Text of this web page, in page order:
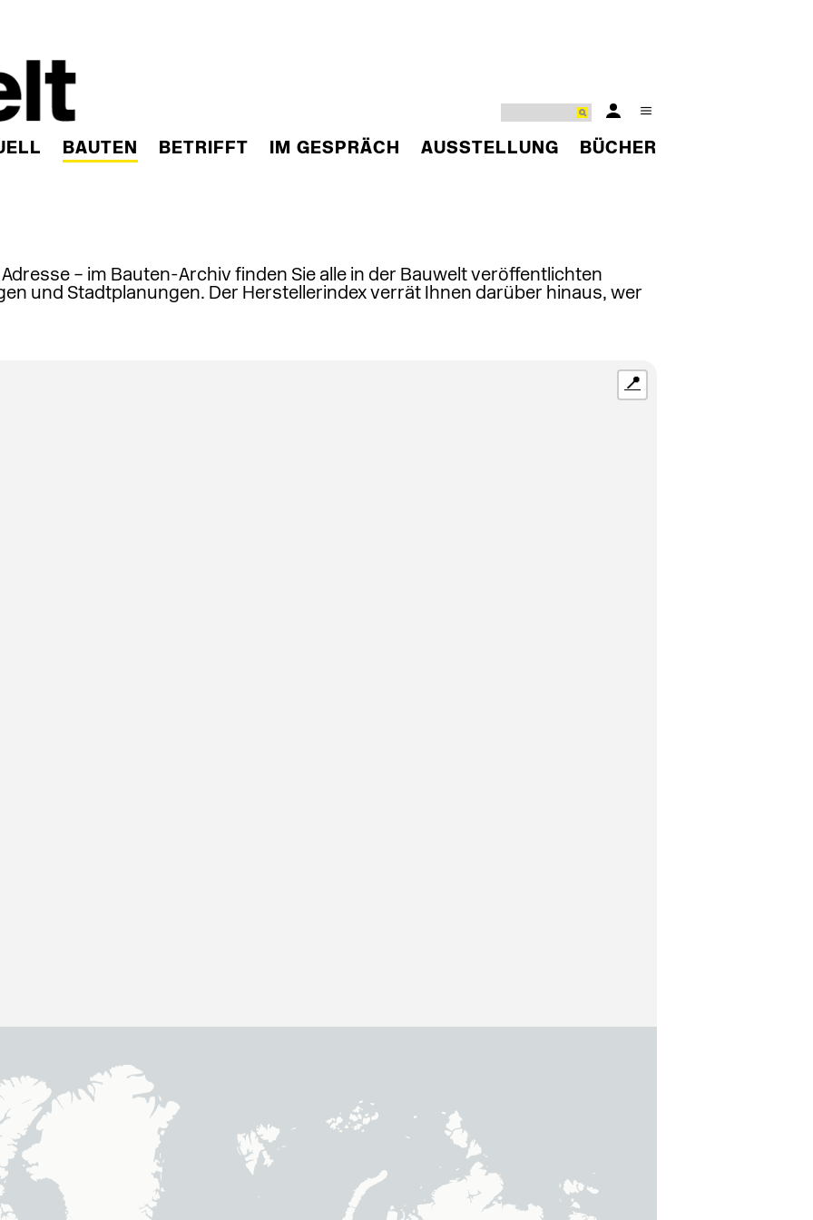
BAUTEN BETRIFFT IM GESPRÄCH AUSSTELLUNG BÜCHER
– im Bauten-Archiv finden Sie alle in der Bauwelt veröffentlichten
und Stadtplanungen. Der Herstellerindex verrät Ihnen darüber hinaus, wer
📍